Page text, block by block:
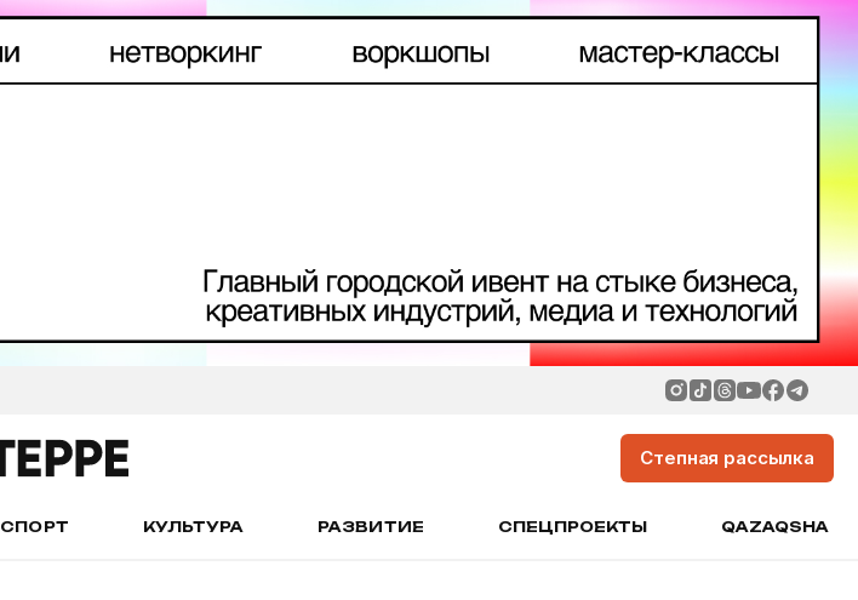
Степная рассылка
СПОРТ КУЛЬТУРА РАЗВИТИЕ СПЕЦПРОЕКТЫ QAZAQSHA